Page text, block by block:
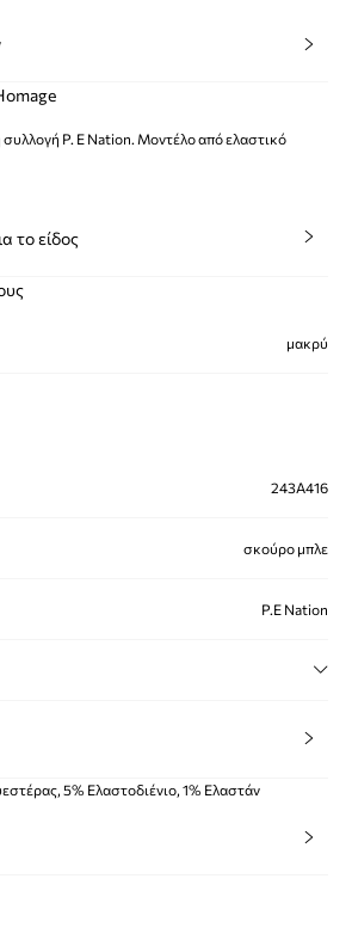
P. E Nation. Μοντέλο από ελαστικό
το είδος
μακρύ
243A416
σκούρο μπλε
P.E Nation
5% Ελαστοδιένιο, 1% Ελαστάν